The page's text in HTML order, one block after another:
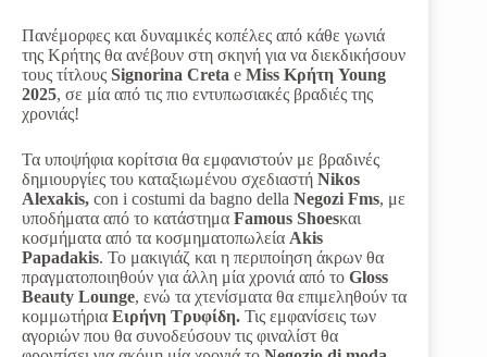
Πανέμορφες και δυναμικές κοπέλες από κάθε γωνιά
της Κρήτης θα ανέβουν στη σκηνή για να διεκδικήσουν
τους τίτλους Signorina Creta e Miss Κρήτη Young
2025, σε μία από τις πιο εντυπωσιακές βραδιές της
χρονιάς!
Τα υποψήφια κορίτσια θα εμφανιστούν με βραδινές
δημιουργίες του καταξιωμένου σχεδιαστή Nikos
Alexakis, con i costumi da bagno della Negozi Fms, με
υποδήματα από το κατάστημα Famous Shoesκαι
κοσμήματα από τα κοσμηματοπωλεία Akis
Papadakis. Το μακιγιάζ και η περιποίηση άκρων θα
πραγματοποιηθούν για άλλη μία χρονιά από το Gloss
Beauty Lounge, ενώ τα χτενίσματα θα επιμεληθούν τα
κομμωτήρια Ειρήνη Τρυφίδη. Τις εμφανίσεις των
αγοριών που θα συνοδεύσουν τις φιναλίστ θα